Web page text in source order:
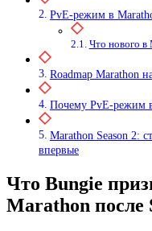
PvE-режим в
Что нового в
Roadmap Marathon
Почему PvE-режим
Marathon Season 2:
впервые
Что Bungie
Marathon после